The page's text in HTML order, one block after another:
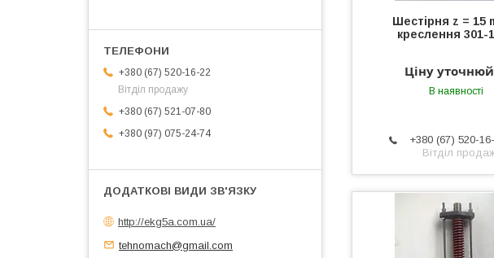
Шестірня z = 15
креслення 301-
Ціну
В наявності
+380 (67) 520-
Вітділ
+380 (67) 520-16-22
Вітділ продажу
+380 (67) 521-07-80
+380 (97) 075-24-74
http://ekg5a.com.ua/
tehnomach@gmail.com